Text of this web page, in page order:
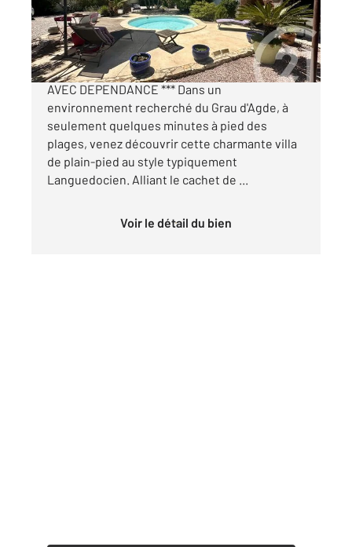
709 000 €
*** LE GRAU D'AGDE - VILLA DE PLAIN-PIED
AVEC DEPENDANCE *** Dans un
environnement recherché du Grau d'Agde, à
seulement quelques minutes à pied des
plages, venez découvrir cette charmante villa
de plain-pied au style typiquement
Languedocien. Alliant le cachet de ...
Voir le détail du bien